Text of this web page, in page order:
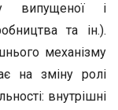
випущеної і
та ін.).
механізму
на зміну ролі
внутрішні